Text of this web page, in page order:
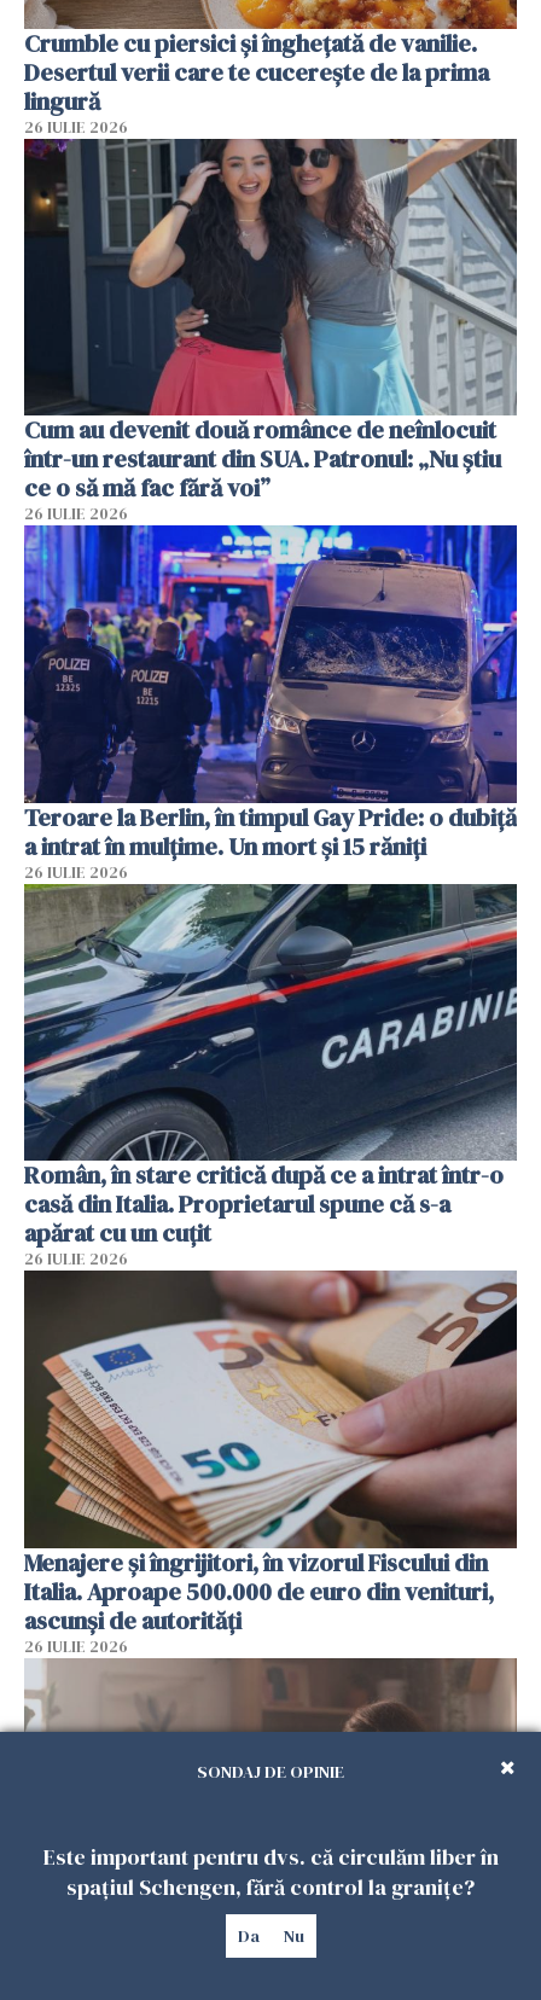
Crumble cu piersici și înghețată de vanilie.
Desertul verii care te cucerește de la prima
lingură
26 IULIE 2026
Cum au devenit două românce de neînlocuit
într-un restaurant din SUA. Patronul: „Nu știu
ce o să mă fac fără voi”
26 IULIE 2026
Teroare la Berlin, în timpul Gay Pride: o dubiță
a intrat în mulțime. Un mort și 15 răniți
26 IULIE 2026
Român, în stare critică după ce a intrat într-o
casă din Italia. Proprietarul spune că s-a
apărat cu un cuțit
26 IULIE 2026
Menajere și îngrijitori, în vizorul Fiscului din
Italia. Aproape 500.000 de euro din venituri,
ascunși de autorități
26 IULIE 2026
Vrei să te muți în SUA? Un studiu Harvard
SONDAJ DE OPINIE
Este important pentru dvs. că circulăm liber în
spațiul Schengen, fără control la granițe?
Da Nu